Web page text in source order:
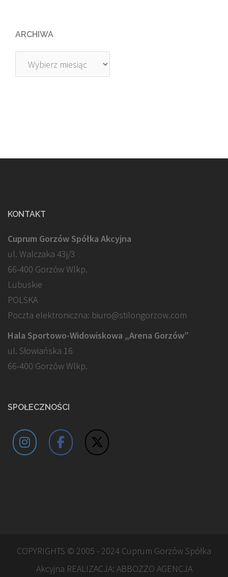
ARCHIWA
Archiwa
KONTAKT
Cuprum Gorzów Spółka Akcyjna
ul. Walczaka 43j/3
66-400 Gorzów Wlkp.
Lubuskie
POLSKA
Poczta elektroniczna: biuro@stilongorzow.com
Hala Sportowo-Widowiskowa „Arena Gorzów”
ul. Słowiańska 16
66-400 Gorzów Wlkp.
SPOŁECZNOŚCI
COPYRIGHTS © 2005 - 2024 Cuprum Gorzów Spółka
Akcyjna REALIZACJA: ABBOZZO AGENCJA